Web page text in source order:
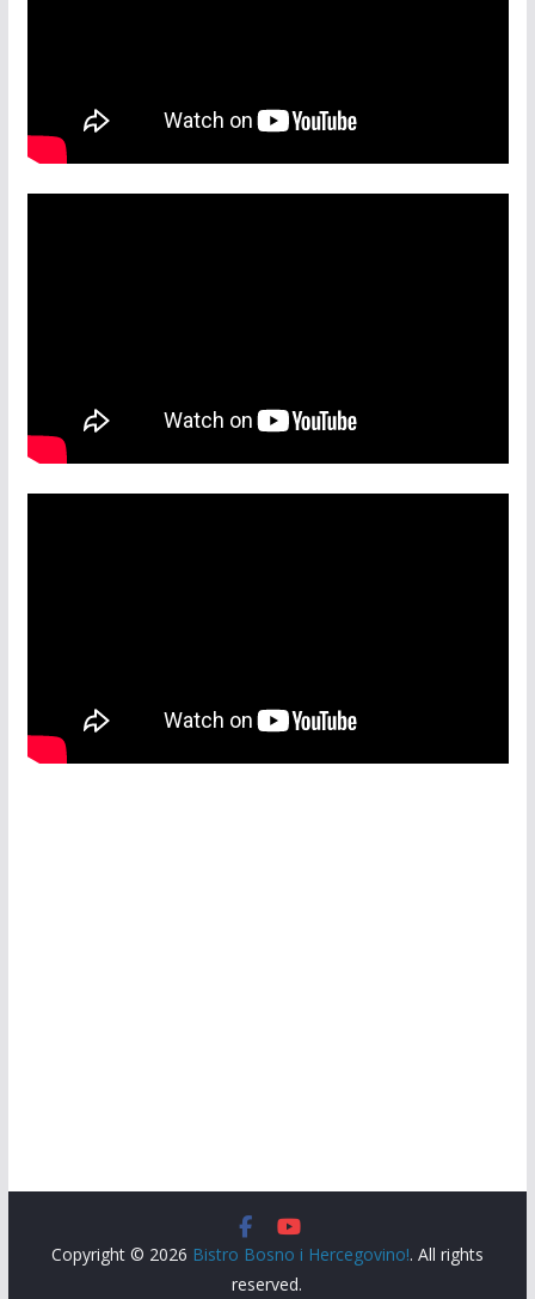
Copyright © 2026 Bistro Bosno i Hercegovino!. All rights
reserved.